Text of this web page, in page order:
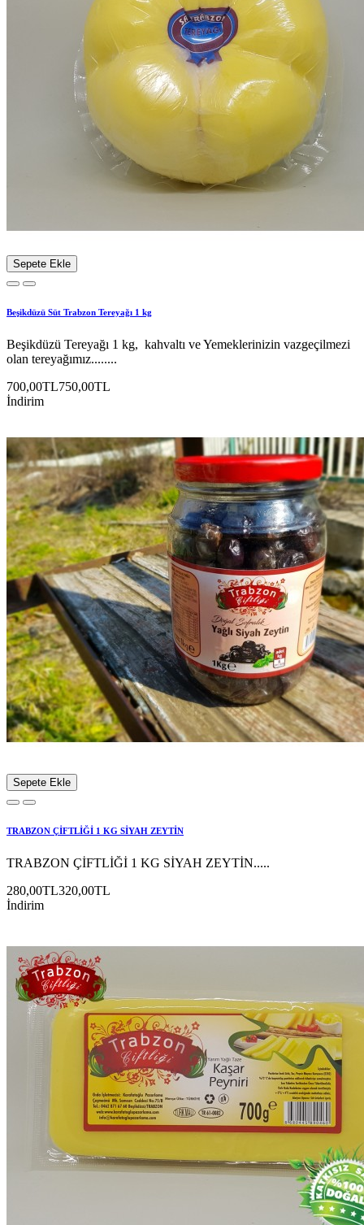
Sepete Ekle
Beşikdüzü Süt Trabzon Tereyağı 1 kg
Beşikdüzü Tereyağı 1 kg, kahvaltı ve Yemeklerinizin vazgeçilmezi
olan tereyağımız........
700,00TL750,00TL
İndirim
Sepete Ekle
TRABZON ÇİFTLİĞİ 1 KG SİYAH ZEYTİN
TRABZON ÇİFTLİĞİ 1 KG SİYAH ZEYTİN.....
280,00TL320,00TL
İndirim